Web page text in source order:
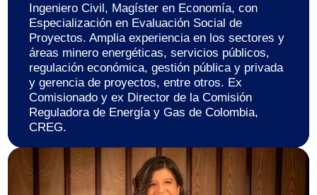
Ingeniero Civil, Magíster en Economía, con
Especialización en Evaluación Social de
Proyectos. Amplia experiencia en los sectores y
áreas minero energéticas, servicios públicos,
regulación económica, gestión pública y privada
y gerencia de proyectos, entre otros. Ex
Comisionado y ex Director de la Comisión
Reguladora de Energía y Gas de Colombia,
CREG.